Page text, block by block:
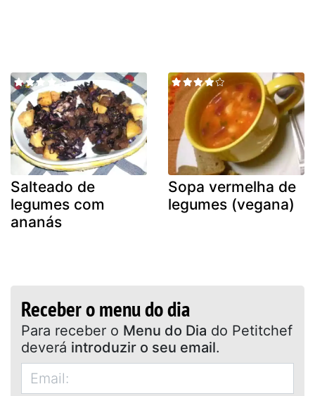
Salteado de
legumes com
ananás
Sopa vermelha de
legumes (vegana)
Receber o menu do dia
Para receber o Menu do Dia do Petitchef
deverá introduzir o seu email.